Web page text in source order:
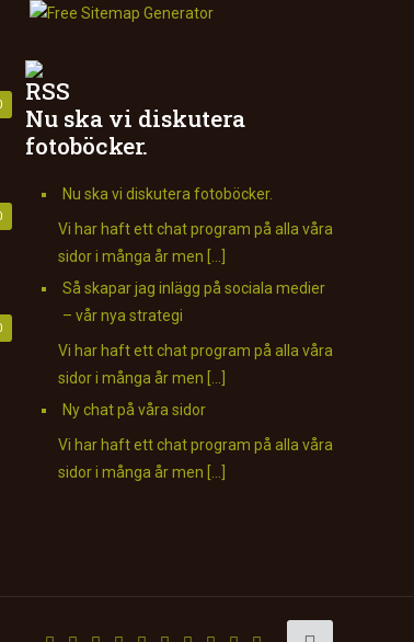
Nu ska vi diskutera
fotoböcker.
Nu ska vi diskutera fotoböcker.
Vi har haft ett chat program på alla våra
sidor i många år men […]
Så skapar jag inlägg på sociala medier
– vår nya strategi
Vi har haft ett chat program på alla våra
sidor i många år men […]
Ny chat på våra sidor
Vi har haft ett chat program på alla våra
sidor i många år men […]